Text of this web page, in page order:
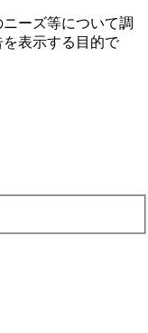
ーズ等について調
表⽰する⽬的で